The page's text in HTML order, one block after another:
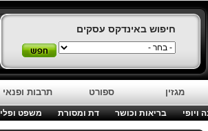
חיפוש באינדקס עסקים
מגזין ספורט תרבות ופנאי
ויופי בריאות וכושר דת ומסורת משפט